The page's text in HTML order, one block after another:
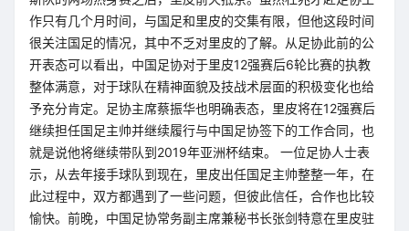
作只有几个月时间，与国足和里皮的交集有限，但他这段时间
很关注国足的情况，其中不乏对里皮的了解。从足协此前的公
开表态可以看出，中国足协对于里皮12强赛后6轮比赛的执教
整体满意，对于球队在精神面貌及技战术层面的积极变化也给
予充分肯定。足协主席蔡振华也明确表态，里皮将在12强赛后
继续担任国足主帅并继续履行与中国足协签下的工作合同，也
就是说他将继续带队到2019年亚洲杯结束。 一位足协人士表
示，从去年接手球队到现在，里皮出任国足主帅整整一年，在
此过程中，双方都遇到了一些问题，但彼此信任，合作也比较
愉快。前晚，中国足协常务副主席兼秘书长张剑特意在里皮驻